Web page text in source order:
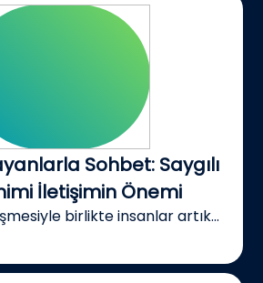
Sohbet: Saygılı
İletişimin Önemi
birlikte insanlar artık...